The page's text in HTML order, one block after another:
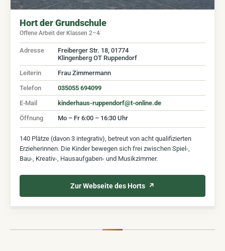
Hort der Grundschule
Offene Arbeit der Klassen 2–4
Adresse
Freiberger Str. 18, 01774
Klingenberg OT Ruppendorf
Leiterin
Frau Zimmermann
Telefon
035055 694099
E-Mail
kinderhaus-ruppendorf@t-online.de
Öffnung
Mo – Fr 6:00 – 16:30 Uhr
140 Plätze (davon 3 integrativ), betreut von acht qualifizierten
Erzieherinnen. Die Kinder bewegen sich frei zwischen Spiel-,
Bau-, Kreativ-, Hausaufgaben- und Musikzimmer.
Zur Webseite des Horts